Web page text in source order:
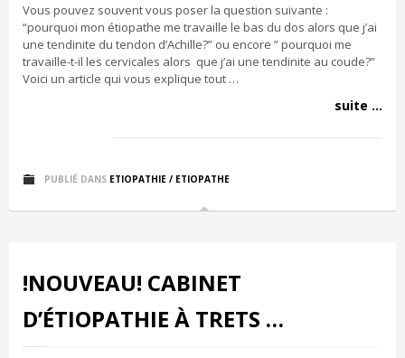
Vous pouvez souvent vous poser la question suivante :
“pourquoi mon étiopathe me travaille le bas du dos alors que j’ai
une tendinite du tendon d’Achille?” ou encore ” pourquoi me
travaille-t-il les cervicales alors que j’ai une tendinite au coude?”
Voici un article qui vous explique tout …
suite ...
PUBLIÉ DANS ETIOPATHIE / ETIOPATHE
!NOUVEAU! CABINET
D’ÉTIOPATHIE À TRETS …